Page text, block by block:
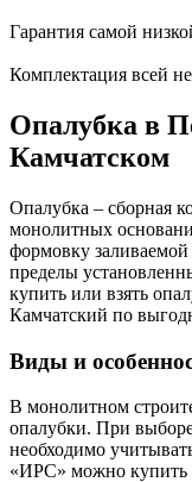
Гарантия самой
Комплектация всей
Опалубка в
Камчатском
Опалубка – сборная
монолитных
формовку заливаемой
пределы
купить или взять
Камчатский по
Виды и
В монолитном
опалубки. При
необходимо
«ИРС» можно купить